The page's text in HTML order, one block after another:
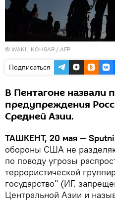
© WAKIL KOHSAR / AFP
Подписаться
В Пентагоне назвали
предупреждения
Средней Азии.
ТАШКЕНТ, 20 мая —
обороны США не
по поводу угрозы
террористической
государство" (ИГ,
Центральной Азии и